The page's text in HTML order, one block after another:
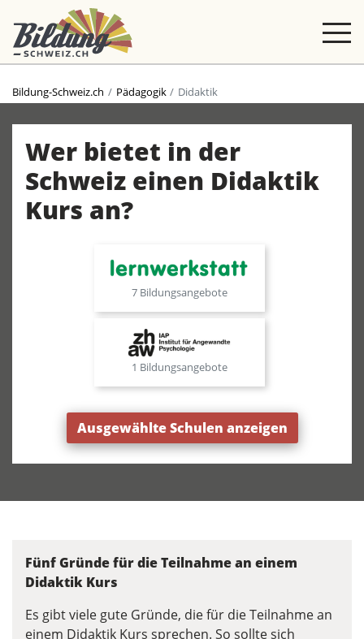
Bildung-Schweiz.ch Pädagogik Didaktik
Wer bietet in der
Schweiz einen Didaktik
Kurs an?
7 Bildungsangebote
1 Bildungsangebote
Ausgewählte Schulen anzeigen
Fünf Gründe für die Teilnahme an einem
Didaktik Kurs
Es gibt viele gute Gründe, die für die Teilnahme an
einem Didaktik Kurs sprechen. So sollte sich